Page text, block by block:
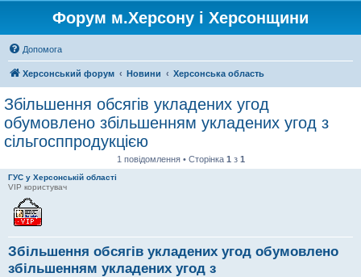
Форум м.Херсону і Херсонщини
Допомога
Херсонський форум Новини Херсонська область
Збільшення обсягів укладених угод
обумовлено збільшенням укладених угод з
сільгосппродукцією
1 повідомлення • Сторінка 1 з 1
ГУС у Херсонській області
VIP користувач
Збільшення обсягів укладених угод обумовлено
збільшенням укладених угод з